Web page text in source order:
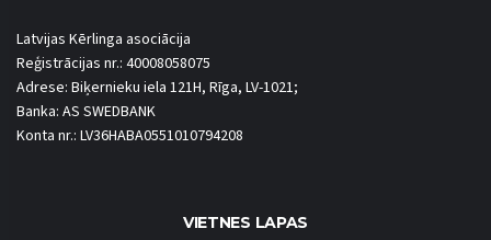
Latvijas Kērlinga asociācija
Reģistrācijas nr.: 40008058075
Adrese: Biķernieku iela 121H, Rīga, LV-1021;
Banka: AS SWEDBANK
Konta nr.: LV36HABA0551010794208
VIETNES LAPAS